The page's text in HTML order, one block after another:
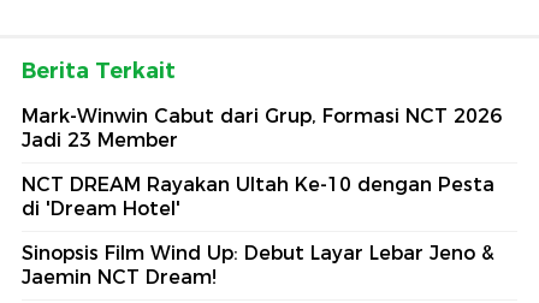
Berita Terkait
Mark-Winwin Cabut dari Grup, Formasi NCT 2026
Jadi 23 Member
NCT DREAM Rayakan Ultah Ke-10 dengan Pesta
di 'Dream Hotel'
Sinopsis Film Wind Up: Debut Layar Lebar Jeno &
Jaemin NCT Dream!